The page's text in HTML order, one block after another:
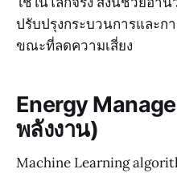
ปรับปรุงกระบวนการและก
ขณะที่ลดความเสี่ยง
Energy
พลังงาน)
Machine Learning